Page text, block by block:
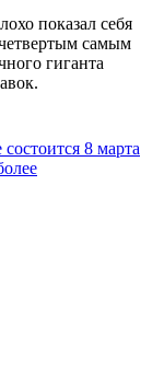
показал себя
самым
гиганта
8 марта